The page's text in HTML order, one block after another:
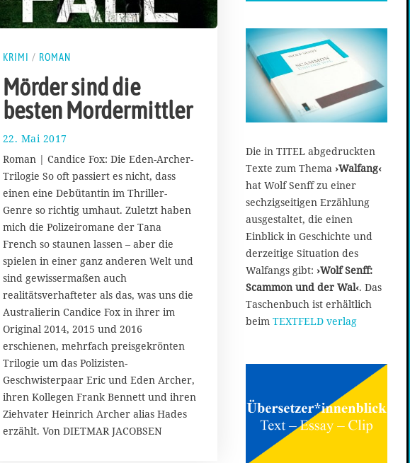
KRIMI / ROMAN
Mörder sind die
besten Mordermittler
22. Mai 2017
5
.
M
a
i
2
1
7
Roman | Candice Fox: Die Eden-Archer-
Trilogie So oft passiert es nicht, dass
einen eine Debütantin im Thriller-
Genre so richtig umhaut. Zuletzt haben
mich die Polizeiromane der Tana
French so staunen lassen – aber die
spielen in einer ganz anderen Welt und
sind gewissermaßen auch
realitätsverhafteter als das, was uns die
Australierin Candice Fox in ihrer im
Original 2014, 2015 und 2016
erschienen, mehrfach preisgekrönten
Trilogie um das Polizisten-
Geschwisterpaar Eric und Eden Archer,
ihren Kollegen Frank Bennett und ihren
Ziehvater Heinrich Archer alias Hades
erzählt. Von DIETMAR JACOBSEN
Die in TITEL abgedruckten
Texte zum Thema ›Walfang‹
hat Wolf Senff zu einer
sechzigseitigen Erzählung
ausgestaltet, die einen
Einblick in Geschichte und
derzeitige Situation des
Walfangs gibt: ›Wolf Senff:
Scammon und der Wal‹. Das
Taschenbuch ist erhältlich
beim TEXTFELD verlag